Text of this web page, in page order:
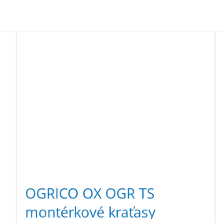
OGRICO OX OGR TS
montérkové kraťasy